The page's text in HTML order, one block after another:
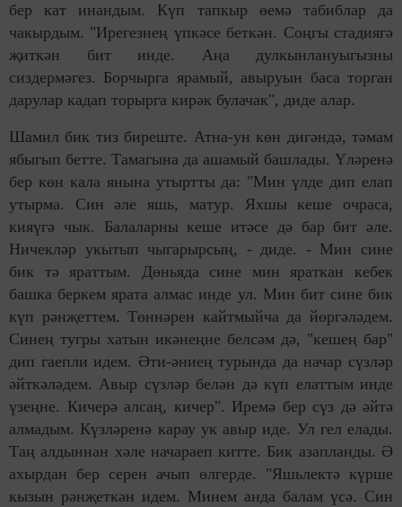
бер кат инандым. Күп тапкыр өемә табиб­лар да
чакырдым. "Ирегезнең үпкәсе беткән. Соңгы стадиягә
җиткән бит инде. Аңа дулкынлануыгызны
сиздермәгез. Борчырга ярамый, авыруын баса торган
дарулар кадап торырга кирәк булачак", диде алар.
Шамил бик тиз биреште. Атна-ун көн дигәндә, тәмам
ябыгып бетте. Тамагына да ашамый башлады. Үләренә
бер көн кала янына утыртты да: "Мин үлде дип елап
утырма. Син әле яшь, матур. Яхшы кеше очраса,
кияүгә чык. Балаларны кеше итәсе дә бар бит әле.
Ничекләр укытып чыгарырсың, - диде. - Мин сине
бик тә яраттым. Дөньяда сине мин яраткан кебек
башка беркем ярата алмас инде ул. Мин бит сине бик
күп рәнҗеттем. Төннәрен кайтмыйча да йөргәләдем.
Синең тугры хатын икәнеңне белсәм дә, "кешең бар"
дип гаепли идем. Әти-әниең турында да начар сүзләр
әйт­кә­ләдем. Авыр сүзләр белән дә күп елаттым инде
үзеңне. Кичерә алсаң, кичер". Иремә бер сүз дә әйтә
алмадым. Күзләренә карау ук авыр иде. Ул гел елады.
Таң алдыннан хәле начараеп китте. Бик азап­ланды. Ә
ахырдан бер серен ачып өлгерде. "Яшьлектә күрше
кызын рәнҗеткән идем. Минем анда балам үсә. Син